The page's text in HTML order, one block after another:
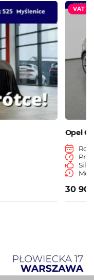
VAT
Opel
Rok
30